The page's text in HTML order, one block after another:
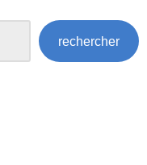
rechercher